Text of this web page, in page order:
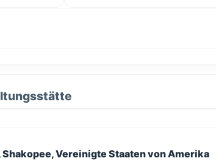
Shakopee, Vereinigte Staaten von Amerika